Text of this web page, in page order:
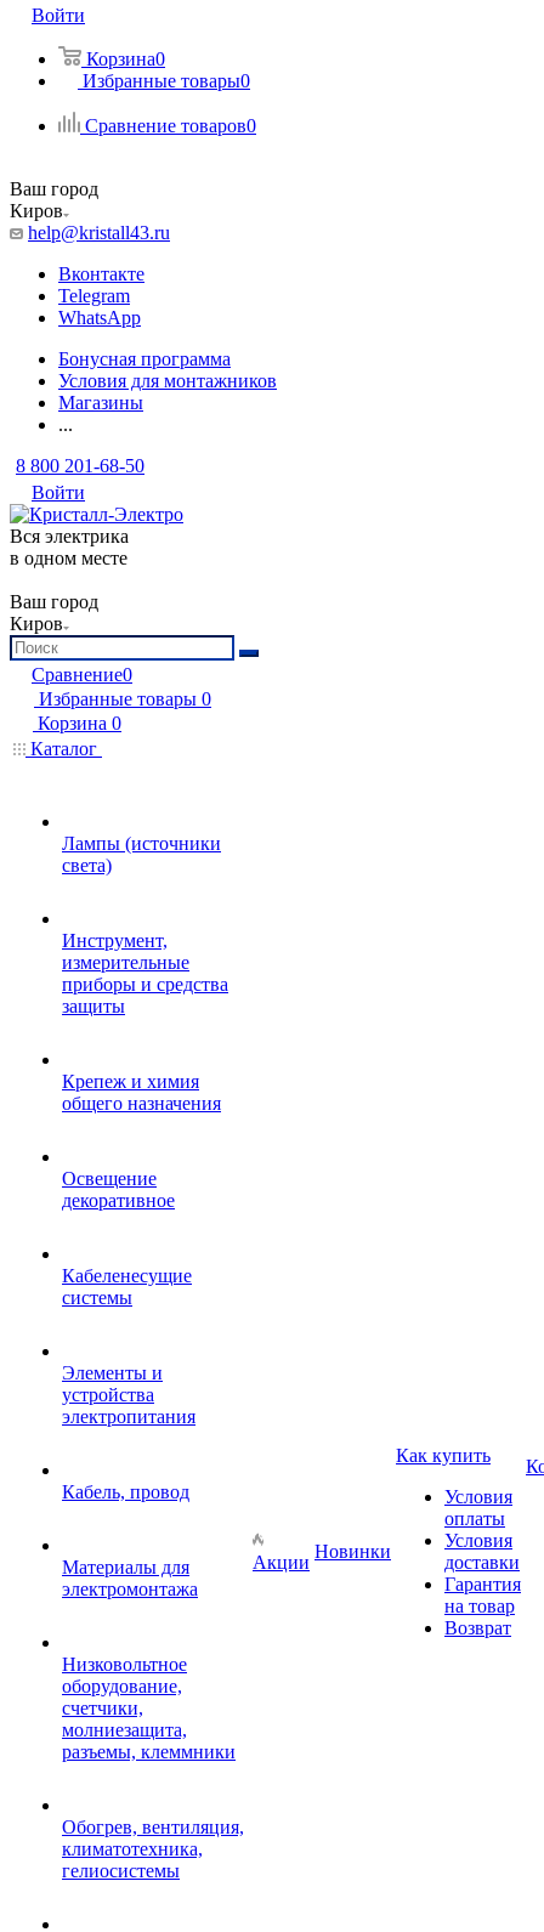
Войти
Корзина0
Избранные товары0
Сравнение товаров0
Ваш город
Киров
help@kristall43.ru
Вконтакте
Telegram
WhatsApp
Бонусная программа
Условия для монтажников
Магазины
...
8 800 201-68-50
Войти
Вся электрика
в одном месте
Ваш город
Киров
Сравнение0
Избранные товары 0
Корзина 0
Каталог
Лампы (источники
света)
Инструмент,
измерительные
приборы и средства
защиты
Крепеж и химия
общего назначения
Освещение
декоративное
Кабеленесущие
системы
Элементы и
устройства
электропитания
Кабель, провод
Материалы для
электромонтажа
Низковольтное
оборудование,
счетчики,
молниезащита,
разъемы, клеммники
Обогрев, вентиляция,
климатотехника,
гелиосистемы
Акции
Новинки
Как купить
Условия
оплаты
Условия
доставки
Гарантия
на товар
Возврат